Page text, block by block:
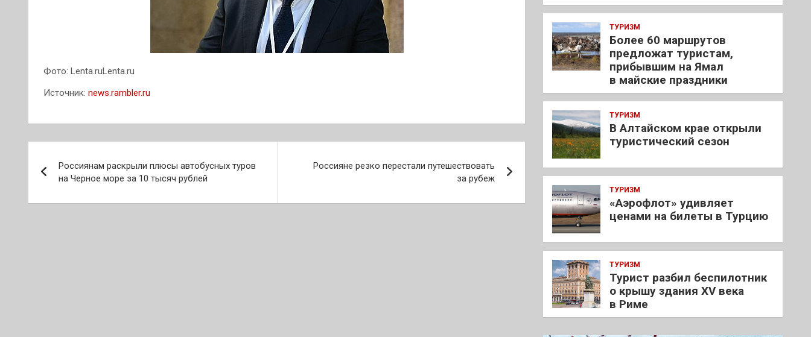
Фото: Lenta.ruLenta.ru
Источник: news.rambler.ru
по
записям
Россиянам раскрыли плюсы автобусных туров
на Черное море за 10 тысяч рублей
Россияне резко перестали путешествовать
за рубеж
ТУРИЗМ
Более 60 маршрутов
предложат туристам,
прибывшим на Ямал
в майские праздники
ТУРИЗМ
В Алтайском крае открыли
туристический сезон
ТУРИЗМ
«Аэрофлот» удивляет
ценами на билеты в Турцию
ТУРИЗМ
Турист разбил беспилотник
о крышу здания XV века
в Риме